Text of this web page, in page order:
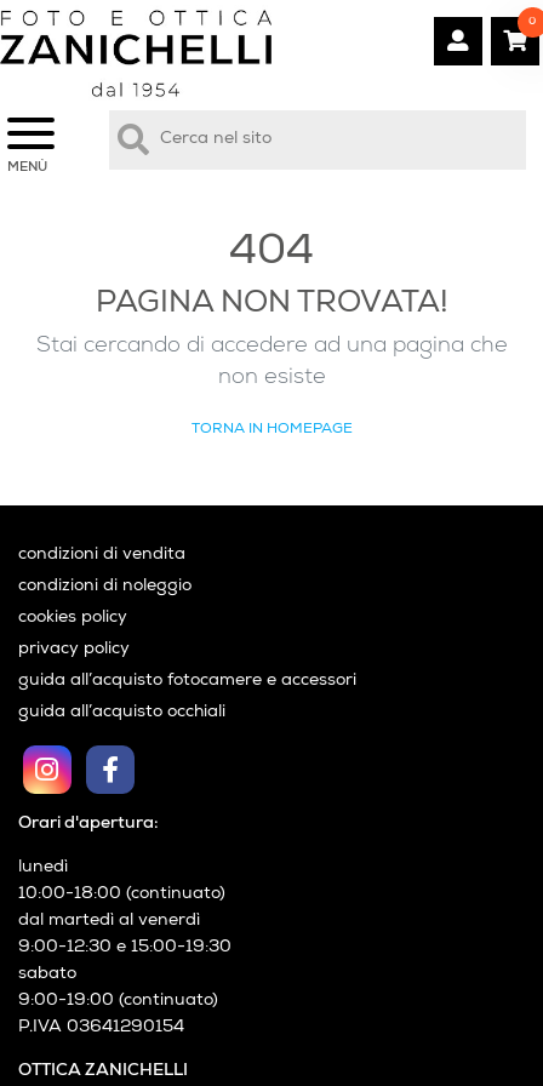
MENÙ
0
404
PAGINA NON TROVATA!
Stai cercando di accedere ad una pagina che
non esiste
TORNA IN HOMEPAGE
OTTICA ZANICHELLI
Orari d'apertura:
lunedì
10:00-18:00 (continuato)
dal martedì al venerdì
9:00-12:30 e 15:00-19:30
sabato
9:00-19:00 (continuato)
P.IVA 03641290154
condizioni di vendita
condizioni di noleggio
cookies policy
privacy policy
guida all’acquisto fotocamere e accessori
guida all’acquisto occhiali